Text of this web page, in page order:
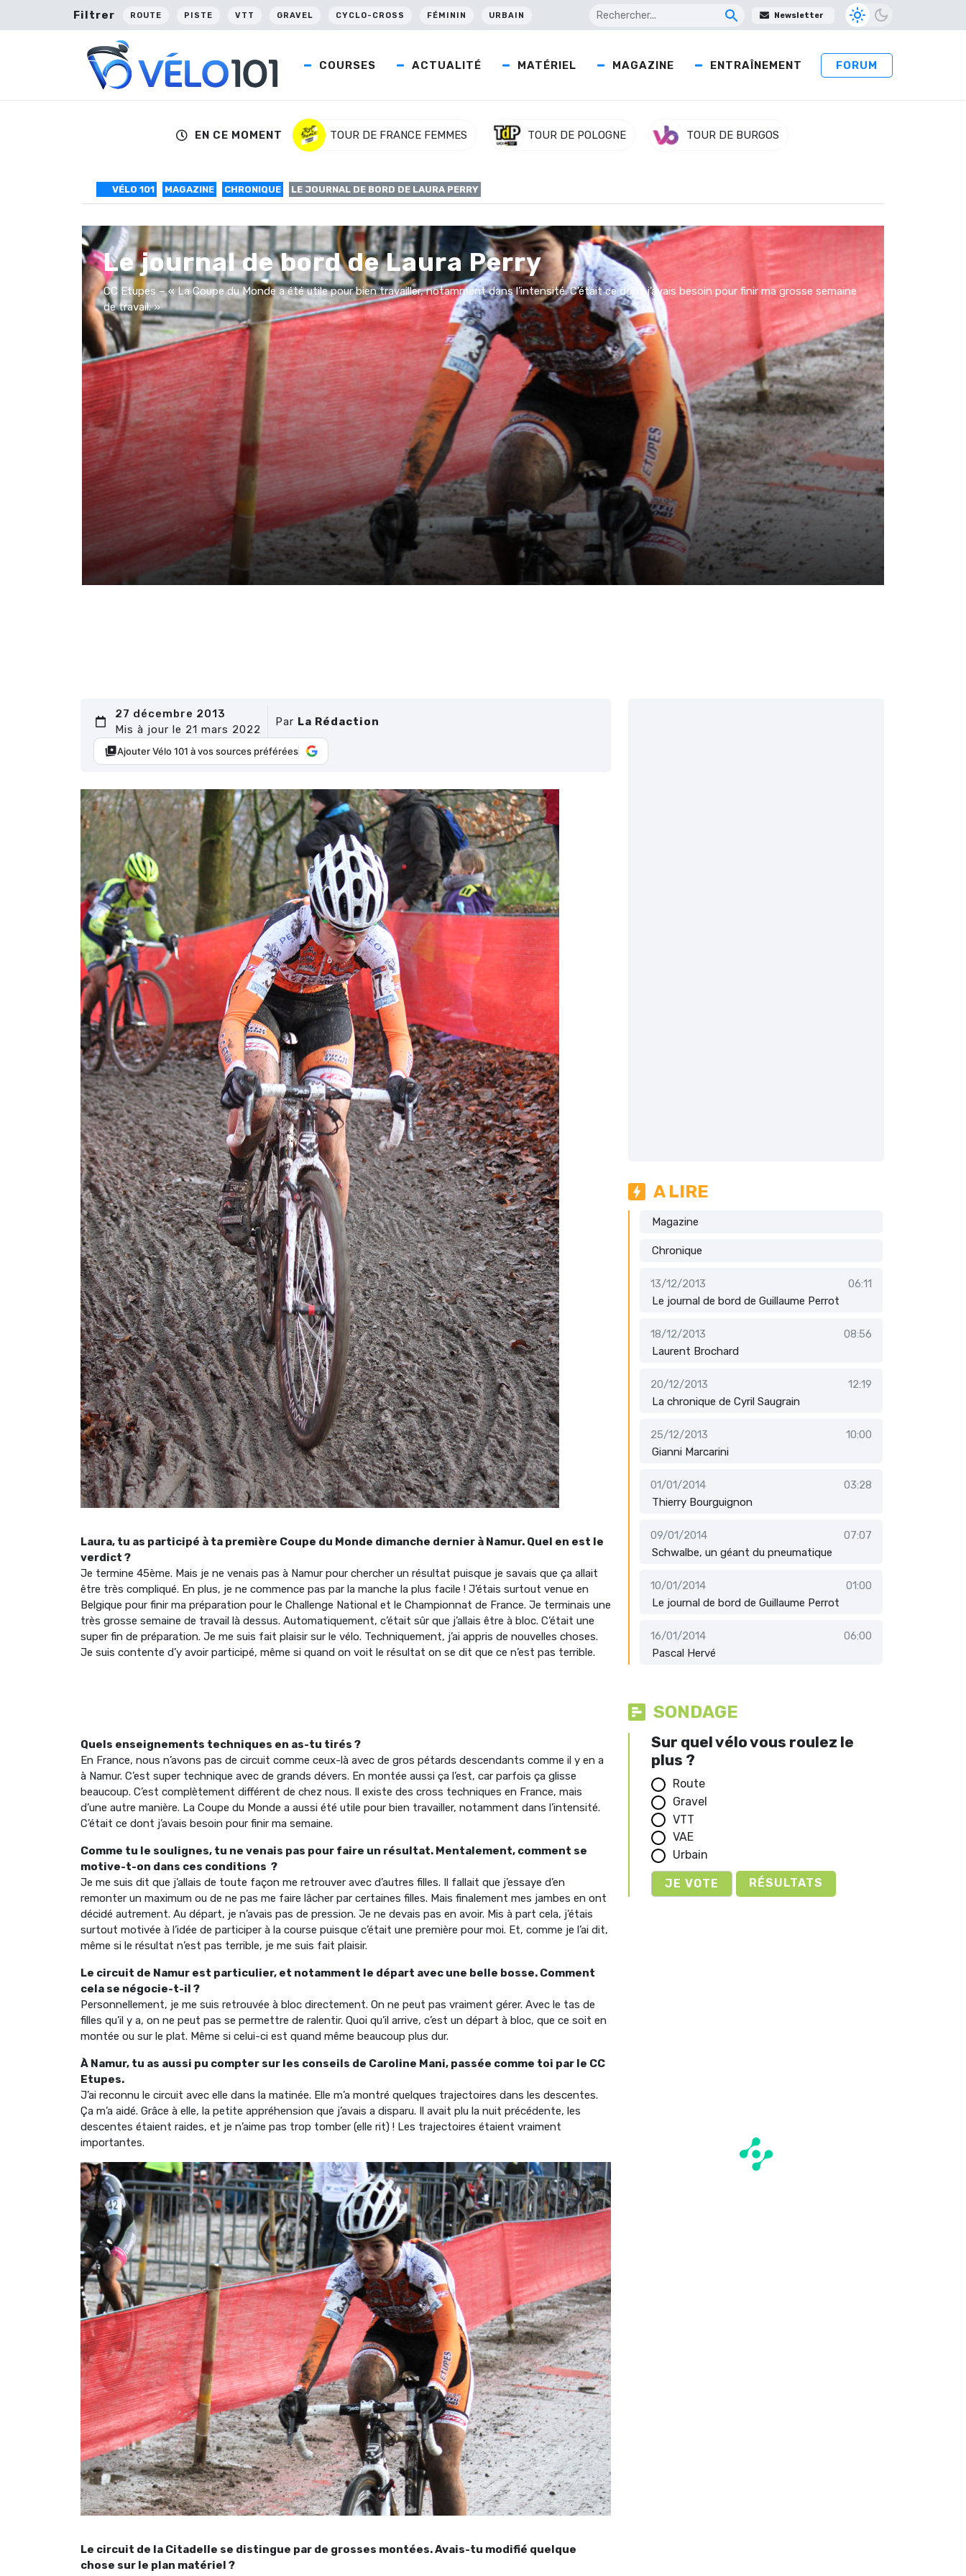
Filtrer ROUTE PISTE VTT GRAVEL CYCLO-CROSS FÉMININ URBAIN Newsletter
COURSES ACTUALITÉ MATÉRIEL MAGAZINE ENTRAÎNEMENT FORUM
EN CE MOMENT TOUR DE FRANCE FEMMES TOUR DE POLOGNE TOUR DE BURGOS
VÉLO 101 MAGAZINE CHRONIQUE LE JOURNAL DE BORD DE LAURA PERRY
Le journal de bord de Laura Perry
CC Etupes – « La Coupe du Monde a été utile pour bien travailler, notamment dans l’intensité. C’était ce dont j’avais besoin pour finir ma grosse semaine
de travail. »
27 décembre 2013
Mis à jour le 21 mars 2022
Par La Rédaction
Ajouter Vélo 101 à vos sources préférées
Laura, tu as participé à ta première Coupe du Monde dimanche dernier à Namur. Quel en est le
verdict ?
Je termine 45ème. Mais je ne venais pas à Namur pour chercher un résultat puisque je savais que ça allait
être très compliqué. En plus, je ne commence pas par la manche la plus facile ! J’étais surtout venue en
Belgique pour finir ma préparation pour le Challenge National et le Championnat de France. Je terminais une
très grosse semaine de travail là dessus. Automatiquement, c’était sûr que j’allais être à bloc. C’était une
super fin de préparation. Je me suis fait plaisir sur le vélo. Techniquement, j’ai appris de nouvelles choses.
Je suis contente d’y avoir participé, même si quand on voit le résultat on se dit que ce n’est pas terrible.
Quels enseignements techniques en as-tu tirés ?
En France, nous n’avons pas de circuit comme ceux-là avec de gros pétards descendants comme il y en a
à Namur. C’est super technique avec de grands dévers. En montée aussi ça l’est, car parfois ça glisse
beaucoup. C’est complètement différent de chez nous. Il existe des cross techniques en France, mais
d’une autre manière. La Coupe du Monde a aussi été utile pour bien travailler, notamment dans l’intensité.
C’était ce dont j’avais besoin pour finir ma semaine.
Comme tu le soulignes, tu ne venais pas pour faire un résultat. Mentalement, comment se
motive-t-on dans ces conditions ?
Je me suis dit que j’allais de toute façon me retrouver avec d’autres filles. Il fallait que j’essaye d’en
remonter un maximum ou de ne pas me faire lâcher par certaines filles. Mais finalement mes jambes en ont
décidé autrement. Au départ, je n’avais pas de pression. Je ne devais pas en avoir. Mis à part cela, j’étais
surtout motivée à l’idée de participer à la course puisque c’était une première pour moi. Et, comme je l’ai dit,
même si le résultat n’est pas terrible, je me suis fait plaisir.
Le circuit de Namur est particulier, et notamment le départ avec une belle bosse. Comment
cela se négocie-t-il ?
Personnellement, je me suis retrouvée à bloc directement. On ne peut pas vraiment gérer. Avec le tas de
filles qu’il y a, on ne peut pas se permettre de ralentir. Quoi qu’il arrive, c’est un départ à bloc, que ce soit en
montée ou sur le plat. Même si celui-ci est quand même beaucoup plus dur.
À Namur, tu as aussi pu compter sur les conseils de Caroline Mani, passée comme toi par le CC
Etupes.
J’ai reconnu le circuit avec elle dans la matinée. Elle m’a montré quelques trajectoires dans les descentes.
Ça m’a aidé. Grâce à elle, la petite appréhension que j’avais a disparu. Il avait plu la nuit précédente, les
descentes étaient raides, et je n’aime pas trop tomber (elle rit) ! Les trajectoires étaient vraiment
importantes.
Le circuit de la Citadelle se distingue par de grosses montées. Avais-tu modifié quelque
chose sur le plan matériel ?
A LIRE
Magazine
Chronique
13/12/2013
06:11
Le journal de bord de Guillaume Perrot
18/12/2013
08:56
Laurent Brochard
20/12/2013
12:19
La chronique de Cyril Saugrain
25/12/2013
10:00
Gianni Marcarini
01/01/2014
03:28
Thierry Bourguignon
09/01/2014
07:07
Schwalbe, un géant du pneumatique
10/01/2014
01:00
Le journal de bord de Guillaume Perrot
16/01/2014
06:00
Pascal Hervé
SONDAGE
Sur quel vélo vous roulez le
plus ?
Route
Gravel
VTT
VAE
Urbain
RÉSULTATS